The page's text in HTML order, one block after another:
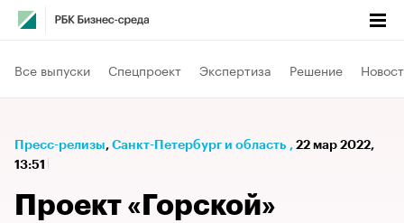
Все выпуски Спецпроект Экспертиза Решение
Пресс-релизы⁠, Санкт-Петербург и область , 22 мар 2022,
13:51
Проект «Горской»